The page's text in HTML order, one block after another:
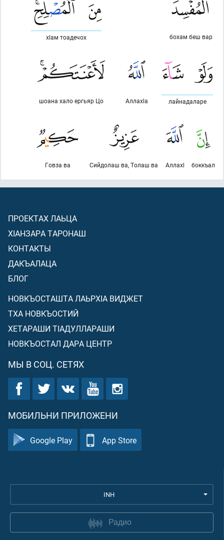
бохам беш вар
хlам тоадечох
лайнадаларе
Аллахlа
шоана хало ергьяр Цо
боккъал
Аллахl
Сийдолаш ва, Толаш ва
Говза ва
ПРОЕКТАХ ЛАЬЦА
ХIАНЗАРА ТАРОНАШ
КОНТАКТЫ
ДАКЪАЛАЦА
БЛОГ
НОВКЪОСТАШТА ЛАЬРХIА ВИДЖЕТ
ТХА НОВКЪОСТИЙ
ХЕТАРАШИ ТIАДУЛЛАРАШИ
НОВКЪОСТАЛ ДАРА ЦЕНТР
МЫ В СОЦ. СЕТЯХ
МОБИЛЬНИ ПРИЛОЖЕНИ
Google Play App Store
INH
Радио